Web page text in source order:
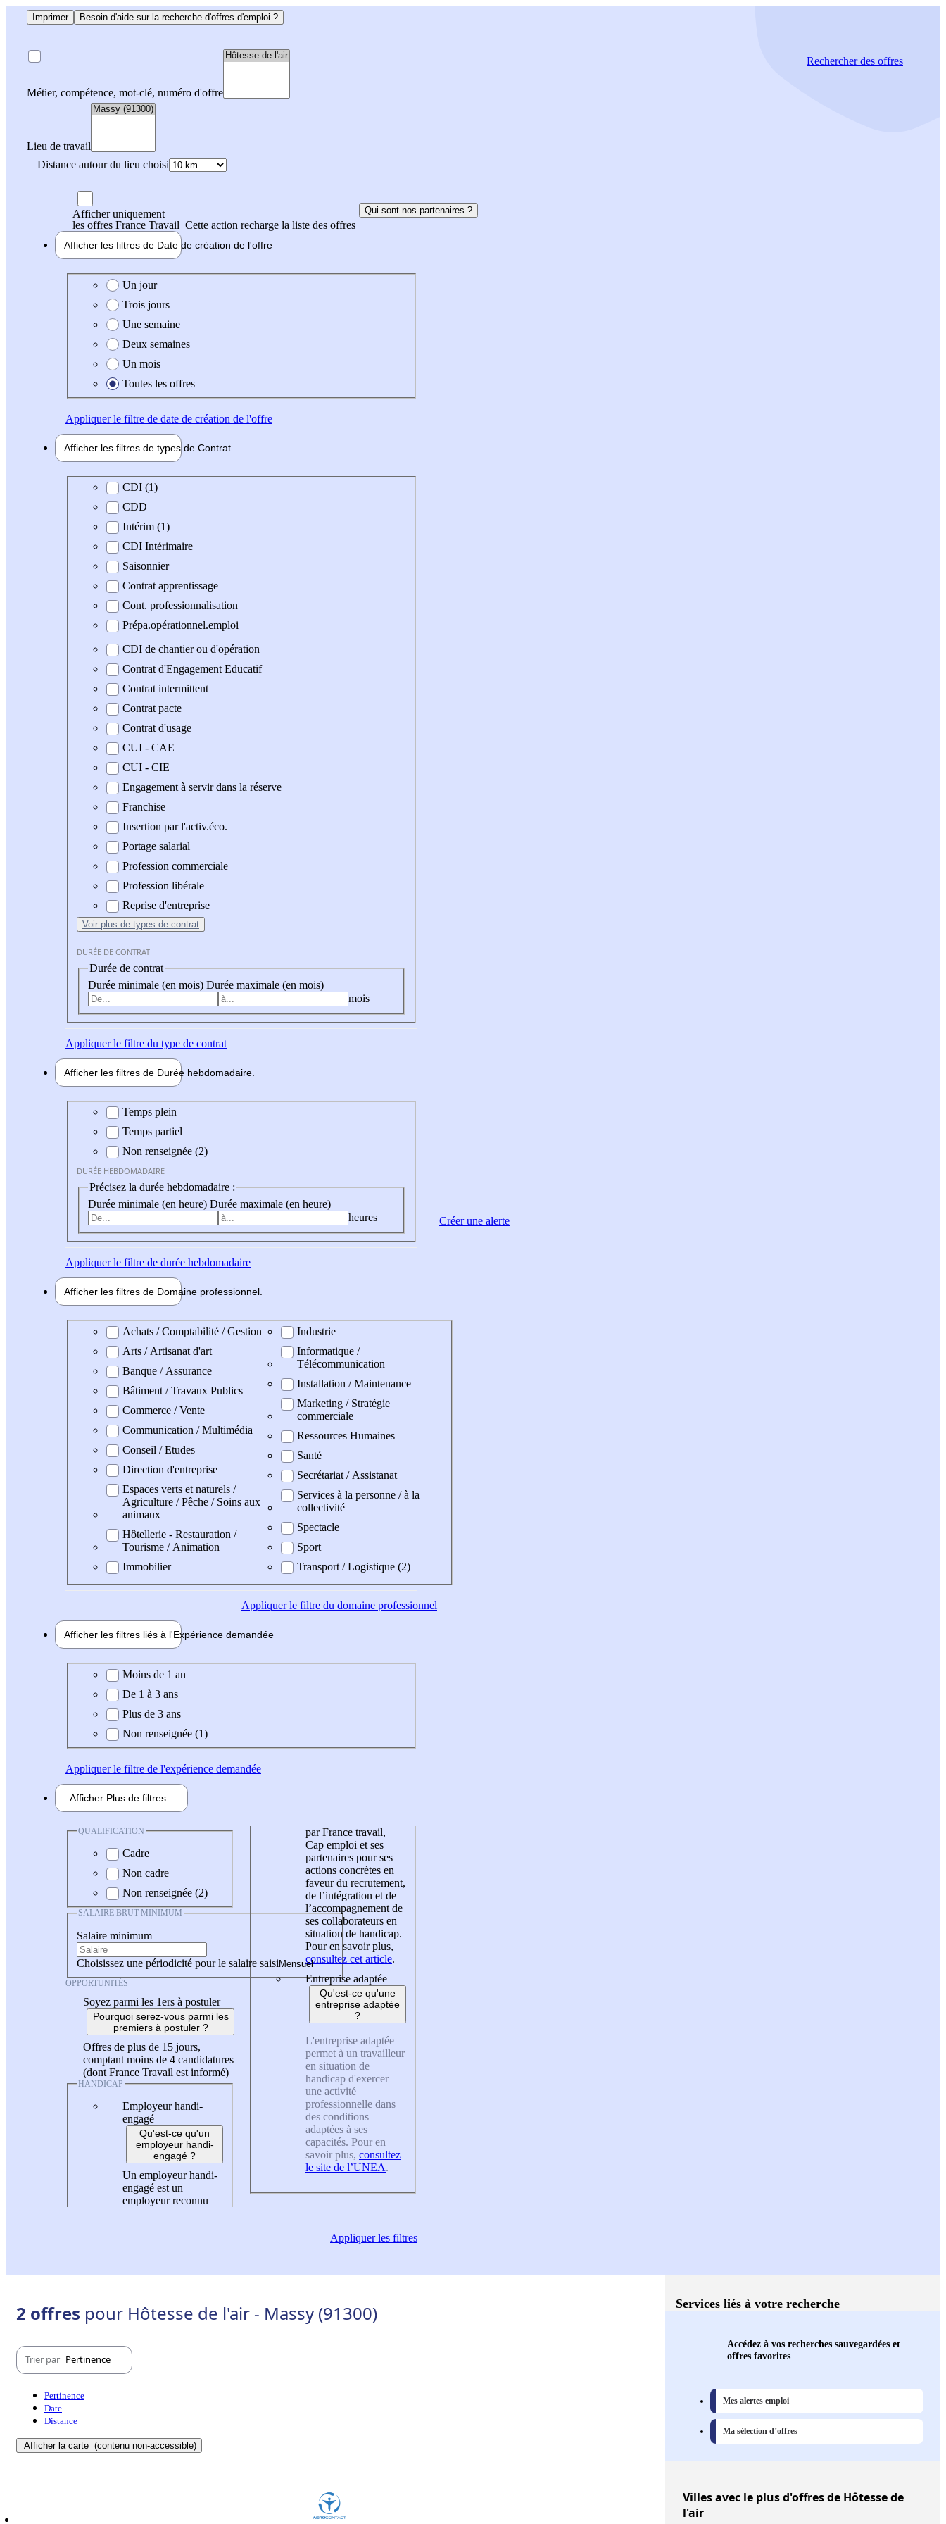
Imprimer Besoin d'aide sur la recherche d'offres d'emploi ?
Métier, compétence, mot-clé, numéro d'offre
Lieu de travail
Distance autour du lieu choisi
Rechercherdes offres
Afficher uniquement
les offres France Travail Cette action recharge la liste des offres
Qui sont nos partenaires ?
Afficher les filtres de Date de création de l'offre
Date de création de l'offre
Un jour
Trois jours
Une semaine
Deux semaines
Un mois
Toutes les offres
Appliquerle filtre de date de création de l'offre
Afficher les filtres de types de Contrat
Type de contrat
CDI (1)
CDD
Intérim (1)
CDI Intérimaire
Saisonnier
Contrat apprentissage
Cont. professionnalisation
Prépa.opérationnel.emploi
CDI de chantier ou d'opération
Contrat d'Engagement Educatif
Contrat intermittent
Contrat pacte
Contrat d'usage
CUI - CAE
CUI - CIE
Engagement à servir dans la réserve
Franchise
Insertion par l'activ.éco.
Portage salarial
Profession commerciale
Profession libérale
Reprise d'entreprise
Voir plus de types de contrat
DURÉE DE CONTRAT
Durée de contrat
Durée minimale (en mois) Durée maximale (en mois)
mois
Appliquerle filtre du type de contrat
Afficher les filtres de Durée hebdomadaire
Durée hebdomadaire
Temps plein
Temps partiel
Non renseignée (2)
DURÉE HEBDOMADAIRE
Précisez la durée hebdomadaire :
Durée minimale (en heure) Durée maximale (en heure)
heures
Appliquerle filtre de durée hebdomadaire
Afficher les filtres de Domaine professionnel
Domaine professionel
Achats / Comptabilité / Gestion
Arts / Artisanat d'art
Banque / Assurance
Bâtiment / Travaux Publics
Commerce / Vente
Communication / Multimédia
Conseil / Etudes
Direction d'entreprise
Espaces verts et naturels /
Agriculture / Pêche / Soins aux
animaux
Hôtellerie - Restauration /
Tourisme / Animation
Immobilier
Industrie
Informatique /
Télécommunication
Installation / Maintenance
Marketing / Stratégie
commerciale
Ressources Humaines
Santé
Secrétariat / Assistanat
Services à la personne / à la
collectivité
Spectacle
Sport
Transport / Logistique (2)
Appliquerle filtre du domaine professionnel
Afficher les filtres liés à l'Expérience demandée
Expérience demandée
Moins de 1 an
De 1 à 3 ans
Plus de 3 ans
Non renseignée (1)
Appliquerle filtre de l'expérience demandée
Afficher Plus de filtres
QUALIFICATION
Cadre
Non cadre
Non renseignée (2)
SALAIRE BRUT MINIMUM
Salaire minimum
Choisissez une périodicité pour le salaire saisi
OPPORTUNITÉS
Soyez parmi les 1ers à postuler
Pourquoi serez-vous parmi les
premiers à postuler ?
Offres de plus de 15 jours,
comptant moins de 4 candidatures
(dont France Travail est informé)
HANDICAP
Employeur handi-
engagé
Qu'est-ce qu'un
employeur handi-
engagé ?
Un employeur handi-
engagé est un
employeur reconnu
par France travail,
Cap emploi et ses
partenaires pour ses
actions concrètes en
faveur du recrutement,
de l’intégration et de
l’accompagnement de
ses collaborateurs en
situation de handicap.
Pour en savoir plus,
consultez cet article.
Entreprise adaptée
Qu'est-ce qu'une
entreprise adaptée
?
L'entreprise adaptée
permet à un travailleur
en situation de
handicap d'exercer
une activité
professionnelle dans
des conditions
adaptées à ses
capacités. Pour en
savoir plus, consultez
le site de l’UNEA.
Appliquerles filtres
Créer une alerte
2 offres pour Hôtesse de l'air - Massy (91300)
Trier par Pertinence
Pertinence
Date
Distance
Afficher la carte (contenu non-accessible)
Services liés à votre recherche
Accédez à vos recherches sauvegardées et
offres favorites
Mes alertes emploi
Ma sélection d’offres
Villesavec le plus d'offres de Hôtesse de
l'air